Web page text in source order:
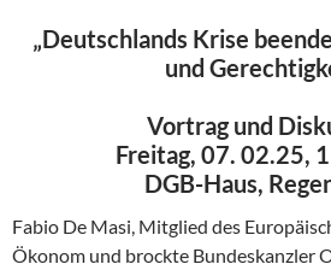
„Deutschlands Krise
und
Vortrag und
Freitag, 07. 02.25,
DGB-Haus,
Fabio De Masi, Mitglied des
Ökonom und brockte Bundeskanzler